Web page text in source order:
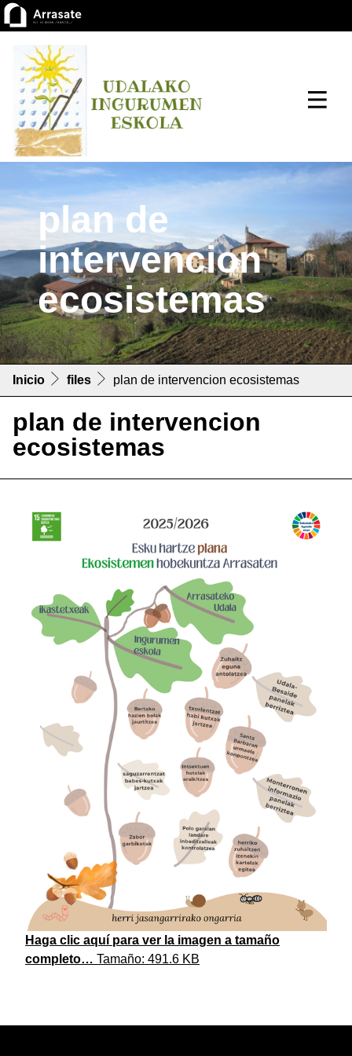
plan de
intervencion
ecosistemas
Inicio files plan de intervencion ecosistemas
plan de intervencion
ecosistemas
Haga clic aquí para ver la imagen a tamaño
completo… Tamaño: 491.6 KB